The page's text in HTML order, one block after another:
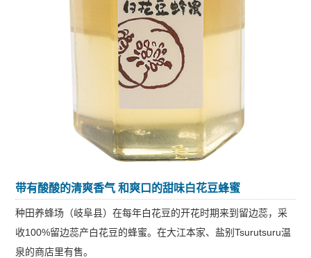
带有酸酸的清爽香气 和爽口的甜味白花豆蜂蜜
种田养蜂场（岐阜县）在每年白花豆的开花时期来到留边蕊，采
收100%留边蕊产白花豆的蜂蜜。在大江本家、盐别Tsurutsuru温
泉的商店里有售。